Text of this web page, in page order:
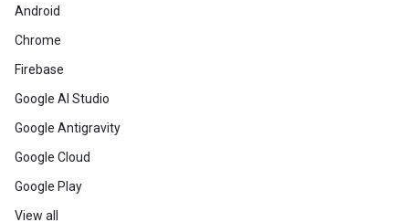
Android
Chrome
Firebase
Google AI Studio
Google Antigravity
Google Cloud
Google Play
View all